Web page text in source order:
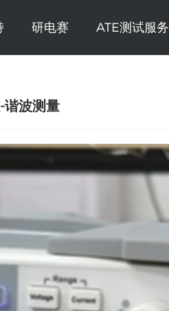
研电赛 ATE测试服务
谐波测量